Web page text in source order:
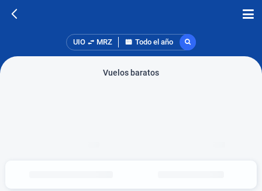
UIO MRZ Todo el año
Vuelos baratos